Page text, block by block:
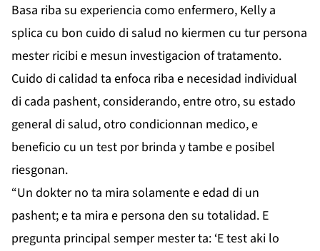
Basa riba su experiencia como enfermero, Kelly a
splica cu bon cuido di salud no kiermen cu tur persona
mester ricibi e mesun investigacion of tratamento.
Cuido di calidad ta enfoca riba e necesidad individual
di cada pashent, considerando, entre otro, su estado
general di salud, otro condicionnan medico, e
beneficio cu un test por brinda y tambe e posibel
riesgonan.
“Un dokter no ta mira solamente e edad di un
pashent; e ta mira e persona den su totalidad. E
pregunta principal semper mester ta: ‘E test aki lo